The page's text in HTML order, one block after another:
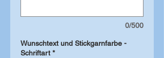
0/500
Wunschtext und Stickgarnfarbe -
Schriftart *